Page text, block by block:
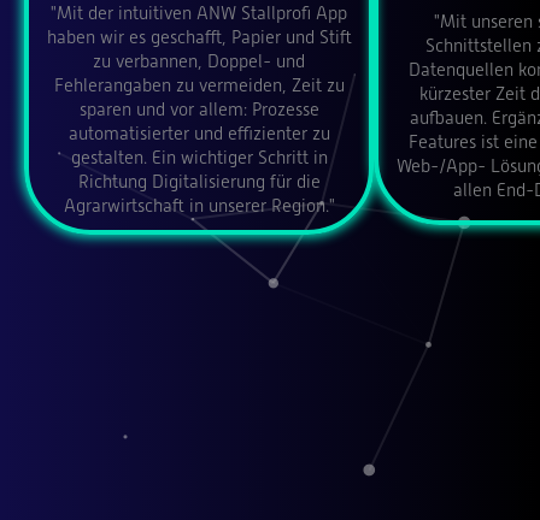
"Mit der intuitiven ANW Stallprofi App
haben wir es geschafft, Papier und Stift
zu verbannen, Doppel- und
Fehlerangaben zu vermeiden, Zeit zu
sparen und vor allem: Prozesse
automatisierter und effizienter zu
gestalten. Ein wichtiger Schritt in
Richtung Digitalisierung für die
Agrarwirtschaft in unserer Region."
"Mit unseren
Schnittstellen
Datenquellen
kürzester Zeit
aufbauen.
Features ist
Web-/App-
allen End-